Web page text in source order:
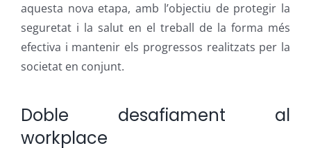
aquesta nova etapa, amb l’objectiu de protegir la
seguretat i la salut en el treball de la forma més
efectiva i mantenir els progressos realitzats per la
societat en conjunt.
Doble desafiament al
workplace